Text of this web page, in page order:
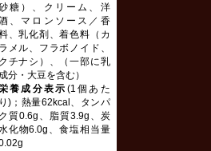
糖）、クリーム、洋
、マロンソース／香
、乳化剤、着色料（カ
ラメル、フラボノイド、
クチナシ）、（一部に乳
成分・大豆を含む）
養成分表示 (1個あた
り)；熱量62kcal、タンパ
ク質0.6g、脂質3.9g、炭
化物6.0g、食塩相当量